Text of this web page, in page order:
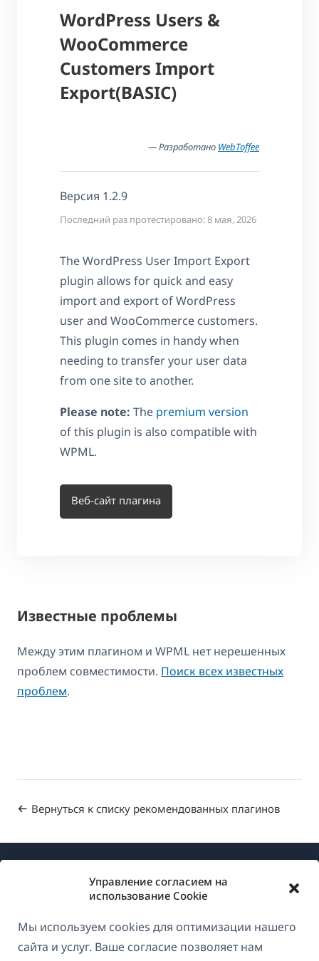
Управление согласием на
использование Cookie
Мы используем cookies для оптимизации нашего
сайта и услуг. Ваше согласие позволяет нам
WordPress Users &
WooCommerce
Customers Import
Export(BASIC)
— Разработано WebToffee
Версия 1.2.9
Последний раз протестировано: 8 мая, 2026
The WordPress User Import Export
plugin allows for quick and easy
import and export of WordPress
user and WooCommerce customers.
This plugin comes in handy when
needing to transfer your user data
from one site to another.
Please note: The premium version
of this plugin is also compatible with
WPML.
Веб-сайт плагина
Известные проблемы
Между этим плагином и WPML нет нерешенных
проблем совместимости. Поиск всех известных
проблем.
Вернуться к списку рекомендованных плагинов
О WPML